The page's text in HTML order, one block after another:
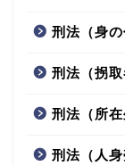
刑法（身の
刑法（拐取
刑法（所在
刑法（人身